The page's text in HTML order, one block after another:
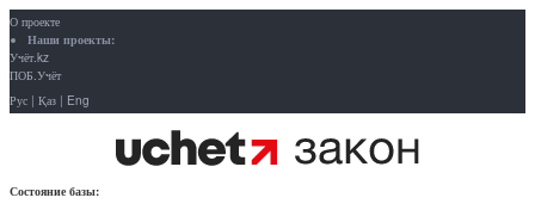
О проекте
Наши проекты:
Учёт.kz
ПОБ.Учёт
Рус | Қаз | Eng
Состояние базы: